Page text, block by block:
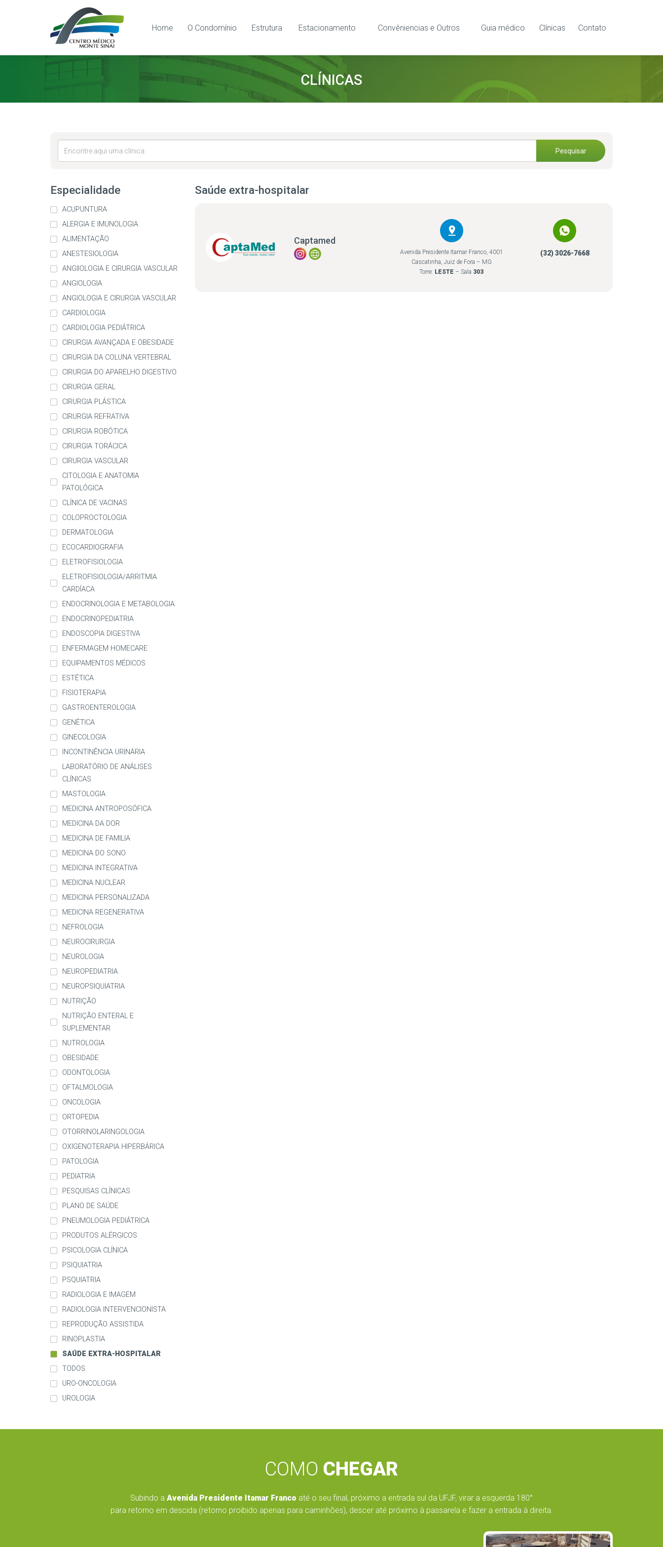
Home O Condomínio Estrutura Estacionamento Convêniencias e Outros Guia médico Clínicas Contato
CLÍNICAS
Pesquisar
Saúde extra-hospitalar
Captamed
Avenida Presidente Itamar Franco, 4001
Cascatinha, Juiz de Fora – MG
Torre: LESTE – Sala 303
(32) 3026-7668
Especialidade
ACUPUNTURA
ALERGIA E IMUNOLOGIA
ALIMENTAÇÃO
ANESTESIOLOGIA
ANGIIOLOGIA E CIRURGIA VASCULAR
ANGIOLOGIA
ANGIOLOGIA E CIRURGIA VASCULAR
CARDIOLOGIA
CARDIOLOGIA PEDIÁTRICA
CIRURGIA AVANÇADA E OBESIDADE
CIRURGIA DA COLUNA VERTEBRAL
CIRURGIA DO APARELHO DIGESTIVO
CIRURGIA GERAL
CIRURGIA PLÁSTICA
CIRURGIA REFRATIVA
CIRURGIA ROBÓTICA
CIRURGIA TORÁCICA
CIRURGIA VASCULAR
CITOLOGIA E ANATOMIA
PATOLÓGICA
CLÍNICA DE VACINAS
COLOPROCTOLOGIA
DERMATOLOGIA
ECOCARDIOGRAFIA
ELETROFISIOLOGIA
ELETROFISIOLOGIA/ARRITMIA
CARDÍACA
ENDOCRINOLOGIA E METABOLOGIA
ENDOCRINOPEDIATRIA
ENDOSCOPIA DIGESTIVA
ENFERMAGEM HOMECARE
EQUIPAMENTOS MÉDICOS
ESTÉTICA
FISIOTERAPIA
GASTROENTEROLOGIA
GENÉTICA
GINECOLOGIA
INCONTINÊNCIA URINÁRIA
LABORATÓRIO DE ANÁLISES
CLÍNICAS
MASTOLOGIA
MEDICINA ANTROPOSÓFICA
MEDICINA DA DOR
MEDICINA DE FAMILIA
MEDICINA DO SONO
MEDICINA INTEGRATIVA
MEDICINA NUCLEAR
MEDICINA PERSONALIZADA
MEDICINA REGENERATIVA
NEFROLOGIA
NEUROCIRURGIA
NEUROLOGIA
NEUROPEDIATRIA
NEUROPSIQUIATRIA
NUTRIÇÃO
NUTRIÇÃO ENTERAL E
SUPLEMENTAR
NUTROLOGIA
OBESIDADE
ODONTOLOGIA
OFTALMOLOGIA
ONCOLOGIA
ORTOPEDIA
OTORRINOLARINGOLOGIA
OXIGENOTERAPIA HIPERBÁRICA
PATOLOGIA
PEDIATRIA
PESQUISAS CLÍNICAS
PLANO DE SAÚDE
PNEUMOLOGIA PEDIÁTRICA
PRODUTOS ALÉRGICOS
PSICOLOGIA CLÍNICA
PSIQUIATRIA
PSQUIATRIA
RADIOLOGIA E IMAGEM
RADIOLOGIA INTERVENCIONISTA
REPRODUÇÃO ASSISTIDA
RINOPLASTIA
SAÚDE EXTRA-HOSPITALAR
TODOS
URO-ONCOLOGIA
UROLOGIA
COMO CHEGAR
Subindo a Avenida Presidente Itamar Franco até o seu final, próximo a entrada sul da UFJF, virar a esquerda 180°
para retorno em descida (retorno proibido apenas para caminhões), descer até próximo à passarela e fazer a entrada à direita.